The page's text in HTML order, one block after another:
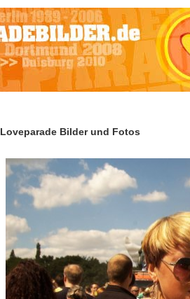
Loveparade Bilder und Fotos